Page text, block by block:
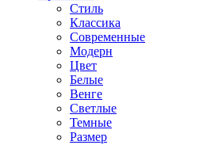
Стиль
Классика
Современные
Модерн
Цвет
Белые
Венге
Светлые
Темные
Размер